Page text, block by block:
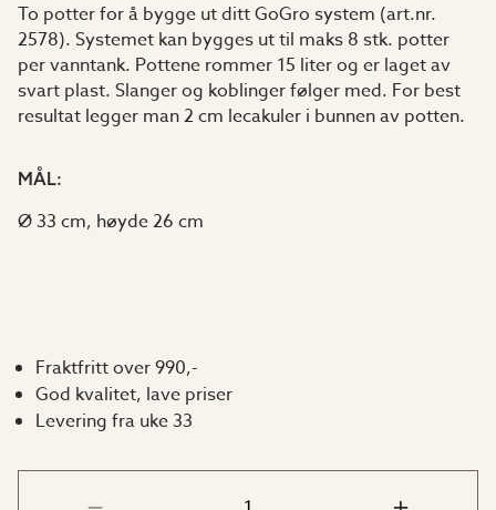
To potter for å bygge ut ditt GoGro system (art.nr.
2578). Systemet kan bygges ut til maks 8 stk. potter
per vanntank. Pottene rommer 15 liter og er laget av
svart plast. Slanger og koblinger følger med. For best
resultat legger man 2 cm lecakuler i bunnen av potten.
MÅL:
Ø 33 cm, høyde 26 cm
Fraktfritt over 990,-
God kvalitet, lave priser
Levering fra uke 33